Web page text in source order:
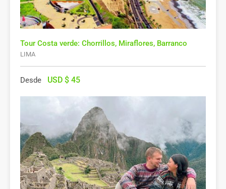
Tour Costa verde: Chorrillos, Miraflores, Barranco
LIMA
Desde USD $ 45